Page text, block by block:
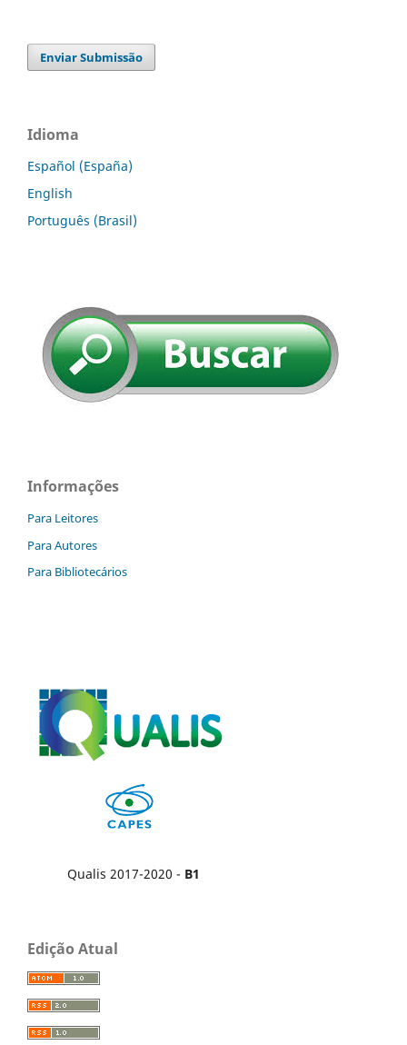
Enviar Submissão
Idioma
Español (España)
English
Português (Brasil)
Informações
Para Leitores
Para Autores
Para Bibliotecários
Qualis 2017-2020 - B1
Edição Atual